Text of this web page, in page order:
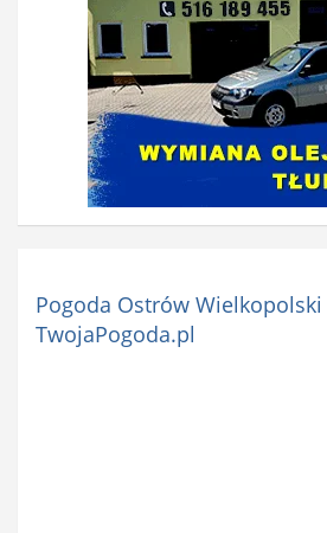
Pogoda Ostrów Wielkopolski
TwojaPogoda.pl